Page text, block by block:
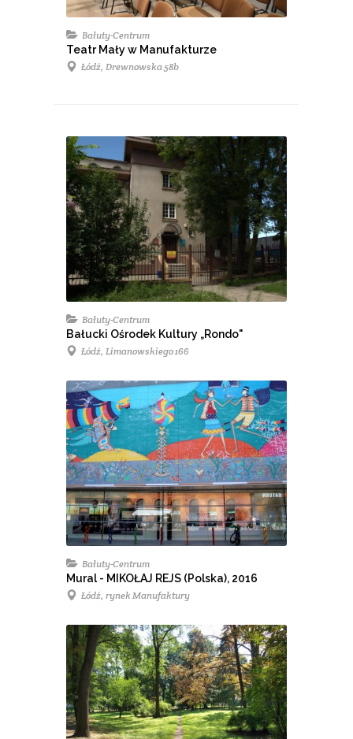
Bałuty-Centrum
Teatr Mały w Manufakturze
Łódź, Drewnowska 58b
Bałuty-Centrum
Bałucki Ośrodek Kultury „Rondo"
Łódź, Limanowskiego 166
Bałuty-Centrum
Mural - MIKOŁAJ REJS (Polska), 2016
Łódź, rynek Manufaktury